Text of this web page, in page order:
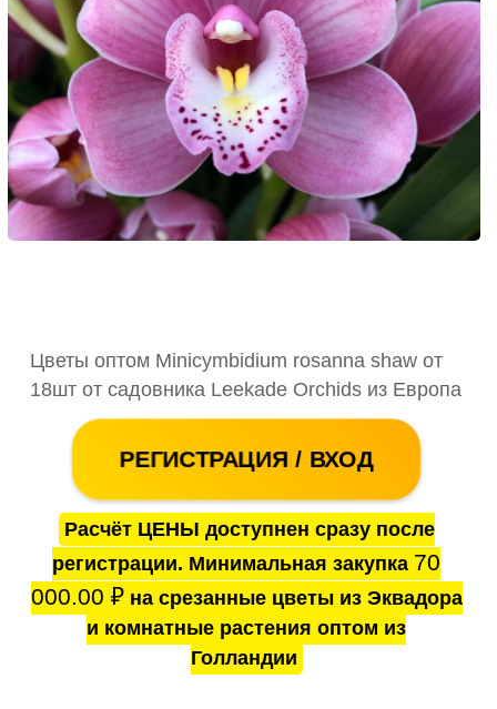
Цветы оптом Minicymbidium rosanna shaw от
18шт от садовника Leekade Orchids из Европа
РЕГИСТРАЦИЯ / ВХОД
Расчёт ЦЕНЫ доступнен сразу после
регистрации. Минимальная закупка 70
000.00 ₽на срезанные цветы из Эквадора
и комнатные растения оптом из
Голландии